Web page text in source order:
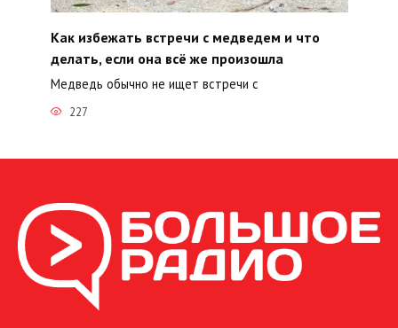
Как избежать встречи с медведем и что
делать, если она всё же произошла
Медведь обычно не ищет встречи с
227